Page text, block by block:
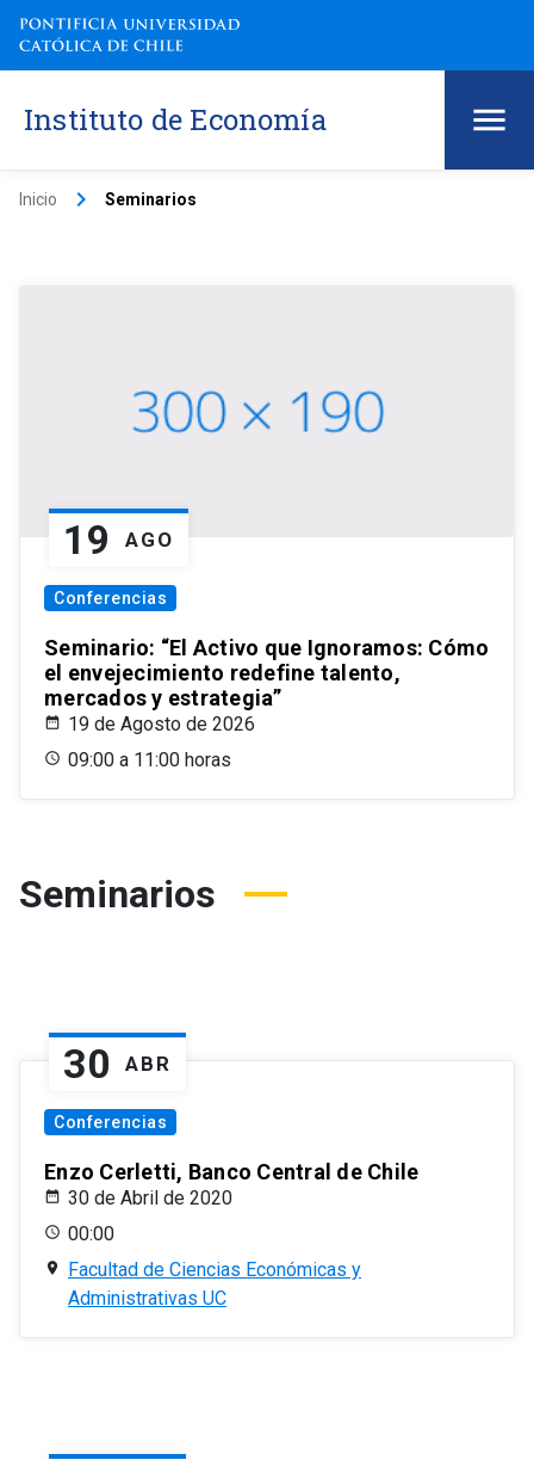
Instituto de Economía
Inicio keyboard_arrow_right Seminarios
19 AGO
Conferencias
Seminario: “El Activo que Ignoramos: Cómo
el envejecimiento redefine talento,
mercados y estrategia”
19 de Agosto de 2026
09:00 a 11:00 horas
Seminarios
30 ABR
Conferencias
Enzo Cerletti, Banco Central de Chile
30 de Abril de 2020
00:00
Facultad de Ciencias Económicas y
Administrativas UC